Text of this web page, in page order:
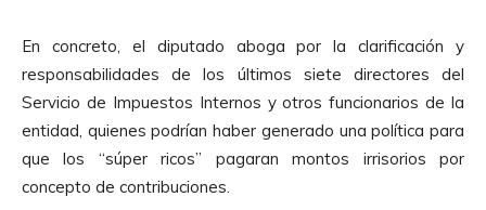
o
d
u
c
t
o
En concreto, el diputado aboga por la clarificación y
responsabilidades de los últimos siete directores del
Servicio de Impuestos Internos y otros funcionarios de la
entidad, quienes podrían haber generado una política para
que los “súper ricos” pagaran montos irrisorios por
concepto de contribuciones.